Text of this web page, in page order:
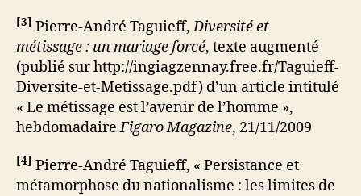
[3] Pierre-André Taguieff,Diversité et
métissage : un mariage forcé, texte augmenté
(publié sur http://ingiagzennay.free.fr/Taguieff-
Diversite-et-Metissage.pdf) d’un article intitulé
« Le métissage est l’avenir de l’homme »,
hebdomadaireFigaro Magazine, 21/11/2009
[4] Pierre-André Taguieff, « Persistance et
métamorphose du nationalisme : les limites de